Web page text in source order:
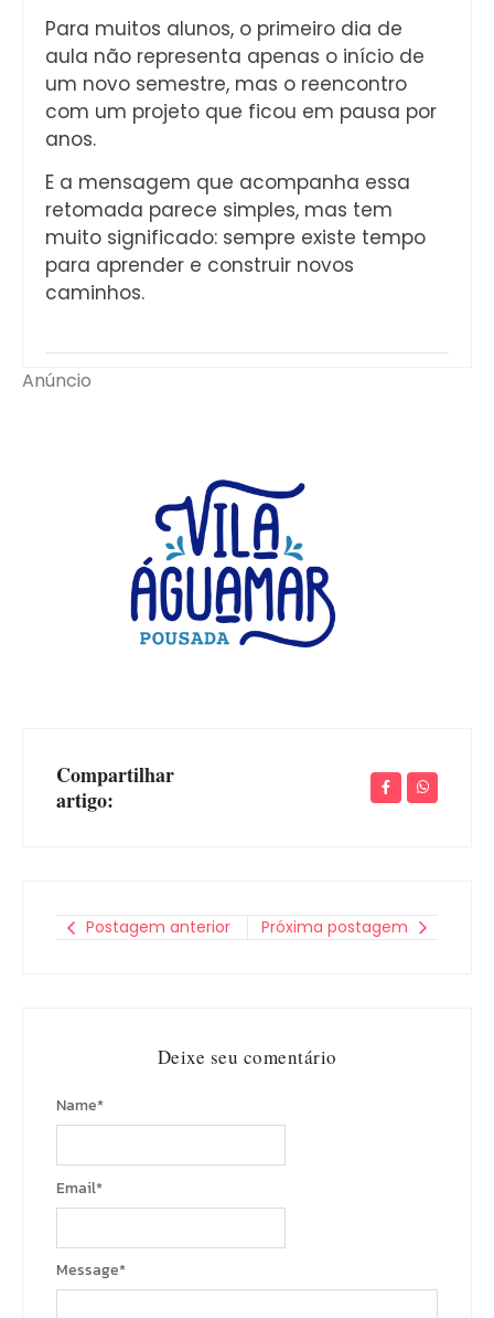
Para muitos alunos, o primeiro dia de
aula não representa apenas o início de
um novo semestre, mas o reencontro
com um projeto que ficou em pausa por
anos.
E a mensagem que acompanha essa
retomada parece simples, mas tem
muito significado: sempre existe tempo
para aprender e construir novos
caminhos.
Anúncio
Compartilhar
artigo:
Postagem anterior Próxima postagem
Deixe seu comentário
Message*
Name*
Email*